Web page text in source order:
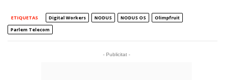
ETIQUETAS Digital Workers NODUS NODUS OS
Olimpfruit
Parlem Telecom
- Publicitat -